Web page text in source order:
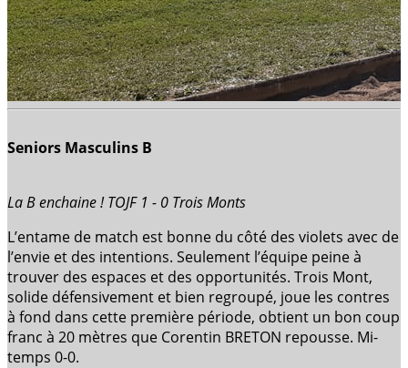
Seniors Masculins B
La B enchaine ! TOJF 1 - 0 Trois Monts
L’entame de match est bonne du côté des violets avec de
l’envie et des intentions. Seulement l’équipe peine à
trouver des espaces et des opportunités. Trois Mont,
solide défensivement et bien regroupé, joue les contres
à fond dans cette première période, obtient un bon coup
franc à 20 mètres que Corentin BRETON repousse. Mi-
temps 0-0.